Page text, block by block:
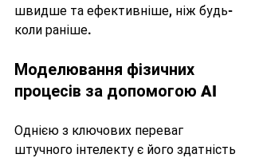
швидше та ефективніше, ніж будь-
коли раніше.
Моделювання фізичних
процесів за допомогою AI
Однією з ключових переваг
штучного інтелекту є його здатність